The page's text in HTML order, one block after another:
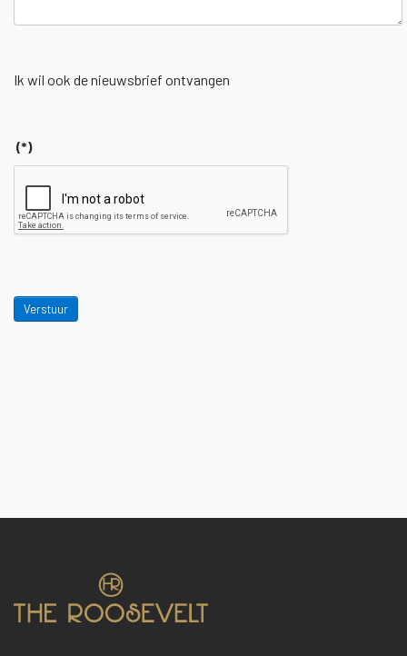
Ik wil ook de nieuwsbrief ontvangen
(*)
Verstuur